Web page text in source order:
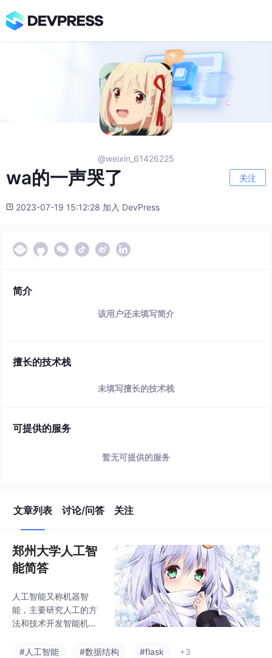
@weixin_61426225
wa的一声哭了 关注
2023-07-19 15:12:28 加入 DevPress
简介
该用户还未填写简介
擅长的技术栈
未填写擅长的技术栈
可提供的服务
暂无可提供的服务
文章列表 讨论/问答 关注
郑州大学人工智
能简答
人工智能又称机器智
能，主要研究人工的方
法和技术开发智能机器
延伸和扩展人的智能、
#人工智能 #数据结构 #flask +3